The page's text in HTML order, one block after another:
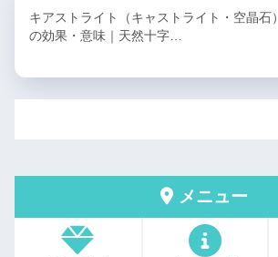
キアストライト（キャストライト・空晶石）
の効果・意味｜天然十字…
メニュー